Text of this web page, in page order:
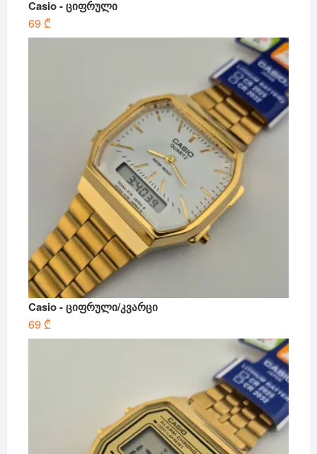
Casio - ციფრული
69 ₾
Casio - ციფრული/კვარცი
69 ₾